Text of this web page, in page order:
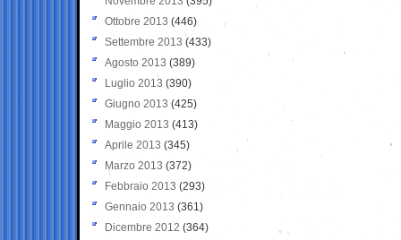
Ottobre 2013 (446)
Settembre 2013 (433)
Agosto 2013 (389)
Luglio 2013 (390)
Giugno 2013 (425)
Maggio 2013 (413)
Aprile 2013 (345)
Marzo 2013 (372)
Febbraio 2013 (293)
Gennaio 2013 (361)
Dicembre 2012 (364)